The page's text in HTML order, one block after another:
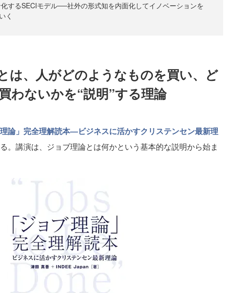
するSECIモデル──社外の形式知を内面化してイノベーションを
く
は、人がどのようなものを買い、ど
わないかを“説明”する理論
理論」完全理解読本―ビジネスに活かすクリステンセン最新理
。講演は、ジョブ理論とは何かという基本的な説明から始ま